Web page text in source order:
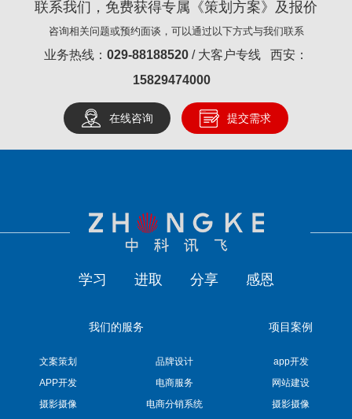
联系我们，免费获得专属《策划方案》及报价
咨询相关问题或预约面谈，可以通过以下方式与我们联系
业务热线： 029-88188520 / 大客户专线 西安：
15829474000
在线咨询 提交需求
学习 进取 分享 感恩
我们的服务
文案策划
品牌设计
APP开发
电商服务
摄影摄像
电商分销系统
项目案例
app开发
网站建设
摄影摄像